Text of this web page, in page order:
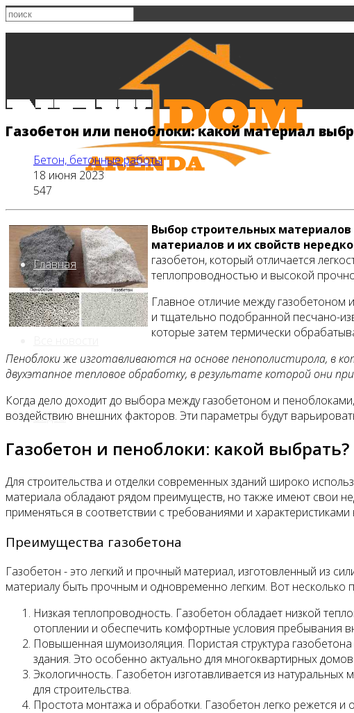
Главная
Видео
Газобетон или пеноблоки: какой материал
Бетон, бетонные работы
18 июня 2023
547
Выбор строительных
материалов и их свойств
газобетон, который отличается
теплопроводностью и высокой
Главное отличие между газобетоном
и тщательно подобранной песчано-
которые затем термически
Пеноблоки же изготавливаются на основе пенополистирола,
двухэтапное тепловое обработку, в результате которой они
Когда дело доходит до выбора между газобетоном и
воздействию внешних факторов. Эти параметры будут
Газобетон и пеноблоки: какой выбрать?
Для строительства и отделки современных зданий широко
материала обладают рядом преимуществ, но также имеют свои
применяться в соответствии с требованиями и характеристиками
Преимущества газобетона
Газобетон - это легкий и прочный материал, изготовленный из
материалу быть прочным и одновременно легким. Вот
Низкая теплопроводность. Газобетон обладает низкой
отоплении и обеспечить комфортные условия пребывания
Повышенная шумоизоляция. Пористая структура
здания. Это особенно актуально для многоквартирных
Экологичность. Газобетон изготавливается из
для строительства.
Простота монтажа и обработки. Газобетон легко режется